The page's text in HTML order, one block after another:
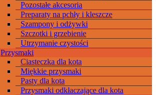
Pozostałe akcesoria
Preparaty na pchły i kleszcze
Szampony i odżywki
Szczotki i grzebienie
Utrzymanie czystości
Przysmaki
Ciasteczka dla kota
Miękkie przysmaki
Pasty dla kota
Przysmaki odkłaczające dla kota